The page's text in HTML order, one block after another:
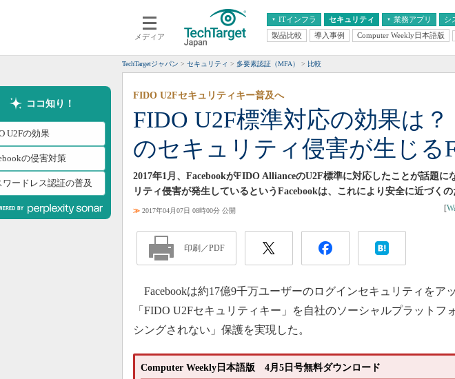
メディア
ITインフラ
クラウド
スマートモバイル
ネットワーク
システム運用管理
セキュリティ 業務アプリ
エンタープライズAI
ERP
CX
情報系システム
シ
経営とIT 医療IT
製品比較 導入事例 Computer Weekly日本語版
TechTargetジャパン セキュリティ 多要素認証（MFA） 比較
ココ知り！
U2Fの効果
の侵害対策
ワードレス認証の普及
FIDO U2F標準対応の効果は
のセキュリティ侵害が生じる
FIDO U2Fセキュリティキー普及へ
2017年1月、FacebookがFIDO AllianceのU2F標準に対応したことが話題に
リティ侵害が発生しているというFacebookは、これにより安全に近づくの
≫ 2017年04月07日 08時00分 公開 [
印刷／PDF
Facebookは約17億9千万ユーザーのログインセキュリティをア
「FIDO U2Fセキュリティキー」を自社のソーシャルプラットフ
シングされない」保護を実現した。
Computer Weekly日本語版 4月5日号無料ダウンロード